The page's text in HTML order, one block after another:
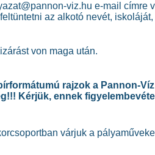
viz.hu e-mail
az alkotó nevét,
von maga után.
rajzok a Pannon-
Kérjük, ennek
várjuk a